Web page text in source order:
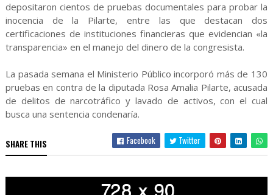
depositaron cientos de pruebas documentales para probar la
inocencia de la Pilarte, entre las que destacan dos
certificaciones de instituciones financieras que evidencian «la
transparencia» en el manejo del dinero de la congresista.
La pasada semana el Ministerio Público incorporó más de 130
pruebas en contra de la diputada Rosa Amalia Pilarte, acusada
de delitos de narcotráfico y lavado de activos, con el cual
busca una sentencia condenaría.
SHARE THIS Facebook Twitter